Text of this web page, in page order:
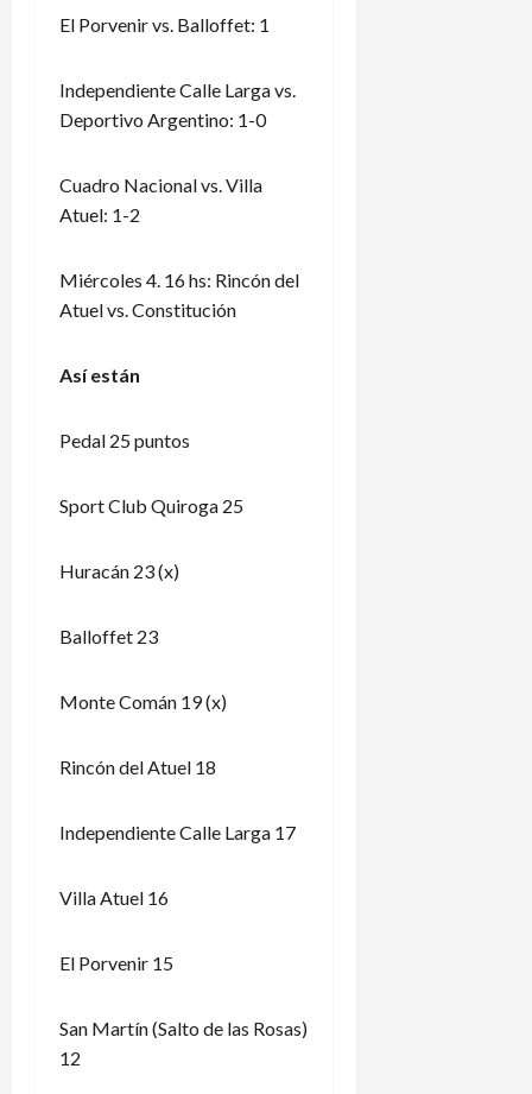
El Porvenir vs. Balloffet: 1
Independiente Calle Larga vs.
Deportivo Argentino: 1-0
Cuadro Nacional vs. Villa
Atuel: 1-2
Miércoles 4. 16 hs: Rincón del
Atuel vs. Constitución
Así están
Pedal 25 puntos
Sport Club Quiroga 25
Huracán 23 (x)
Balloffet 23
Monte Comán 19 (x)
Rincón del Atuel 18
Independiente Calle Larga 17
Villa Atuel 16
El Porvenir 15
San Martín (Salto de las Rosas)
12